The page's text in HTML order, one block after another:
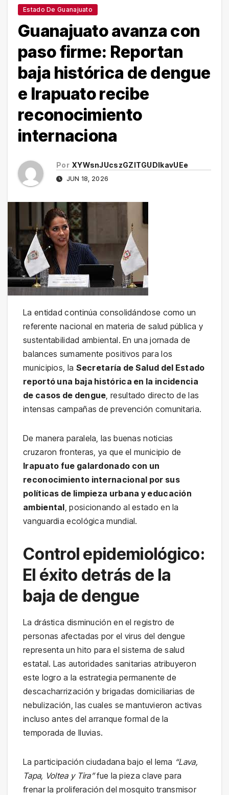
Estado De Guanajuato
Guanajuato avanza con
paso firme: Reportan
baja histórica de dengue
e Irapuato recibe
reconocimiento
internaciona
Por XYWsnJUcszGZITGUDlkavUEe
JUN 18, 2026
La entidad continúa consolidándose como un
referente nacional en materia de salud pública y
sustentabilidad ambiental. En una jornada de
balances sumamente positivos para los
municipios, la Secretaría de Salud del Estado
reportó una baja histórica en la incidencia
de casos de dengue , resultado directo de las
intensas campañas de prevención comunitaria.
De manera paralela, las buenas noticias
cruzaron fronteras, ya que el municipio de
Irapuato fue galardonado con un
reconocimiento internacional por sus
políticas de limpieza urbana y educación
ambiental , posicionando al estado en la
vanguardia ecológica mundial.
Control epidemiológico:
El éxito detrás de la
baja de dengue
La drástica disminución en el registro de
personas afectadas por el virus del dengue
representa un hito para el sistema de salud
estatal. Las autoridades sanitarias atribuyeron
este logro a la estrategia permanente de
descacharrización y brigadas domiciliarias de
nebulización, las cuales se mantuvieron activas
incluso antes del arranque formal de la
temporada de lluvias.
La participación ciudadana bajo el lema “Lava,
Tapa, Voltea y Tira”fue la pieza clave para
frenar la proliferación del mosquito transmisor